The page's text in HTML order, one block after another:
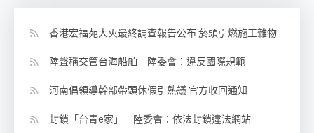
香港宏福苑大火最終調查報告公布 菸頭引燃施工雜物
陸聲稱交管台海船舶 陸委會：違反國際規範
河南倡領導幹部帶頭休假引熱議 官方收回通知
封鎖「台青e家」 陸委會：依法封鎖違法網站